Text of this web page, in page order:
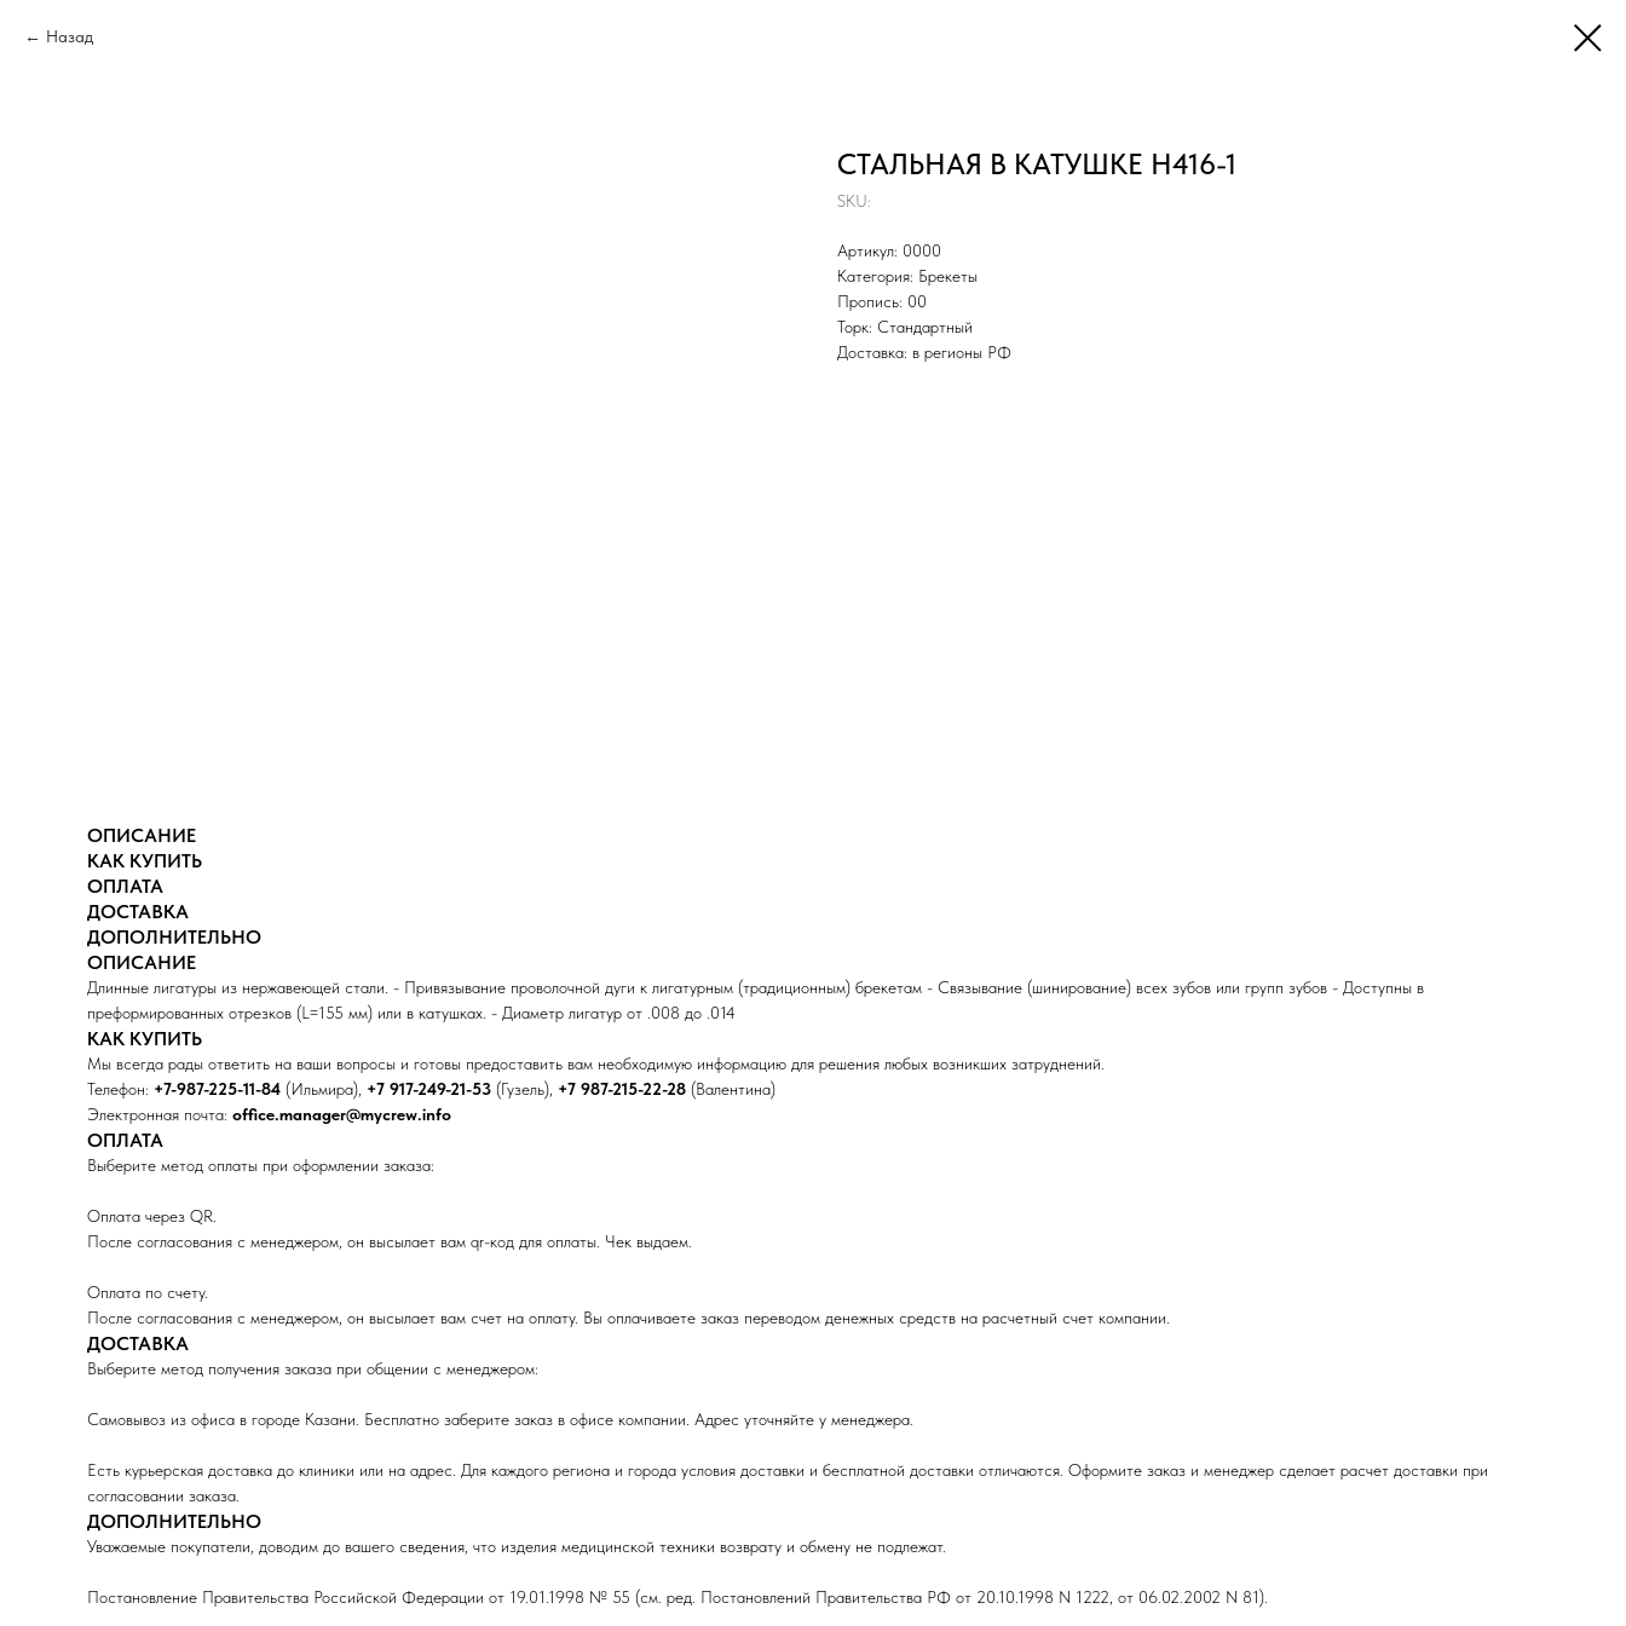
Назад
СТАЛЬНАЯ В КАТУШКЕ H416-1
SKU:
Артикул: 0000
Категория: Брекеты
Пропись: 00
Торк: Стандартный
Доставка: в регионы РФ
ОПИСАНИЕ
КАК КУПИТЬ
ОПЛАТА
ДОСТАВКА
ДОПОЛНИТЕЛЬНО
ОПИСАНИЕ
Длинные лигатуры из нержавеющей стали. - Привязывание проволочной дуги к лигатурным (традиционным) брекетам - Связывание (шинирование) всех зубов или групп зубов - Доступны в
преформированных отрезков (L=155 мм) или в катушках. - Диаметр лигатур от .008 до .014
КАК КУПИТЬ
Мы всегда рады ответить на ваши вопросы и готовы предоставить вам необходимую информацию для решения любых возникших затруднений.
Телефон: +7-987-225-11-84 (Ильмира), +7 917-249-21-53 (Гузель), +7 987-215-22-28 (Валентина)
Электронная почта: office.manager@mycrew.info
ОПЛАТА
Выберите метод оплаты при оформлении заказа:
Оплата через QR.
После согласования с менеджером, он высылает вам qr-код для оплаты. Чек выдаем.
Оплата по счету.
После согласования с менеджером, он высылает вам счет на оплату. Вы оплачиваете заказ переводом денежных средств на расчетный счет компании.
ДОСТАВКА
Выберите метод получения заказа при общении с менеджером:
Самовывоз из офиса в городе Казани. Бесплатно заберите заказ в офисе компании. Адрес уточняйте у менеджера.
Есть курьерская доставка до клиники или на адрес. Для каждого региона и города условия доставки и бесплатной доставки отличаются. Оформите заказ и менеджер сделает расчет доставки при
согласовании заказа.
ДОПОЛНИТЕЛЬНО
Уважаемые покупатели, доводим до вашего сведения, что изделия медицинской техники возврату и обмену не подлежат.
Постановление Правительства Российской Федерации от 19.01.1998 № 55 (см. ред. Постановлений Правительства РФ от 20.10.1998 N 1222, от 06.02.2002 N 81).